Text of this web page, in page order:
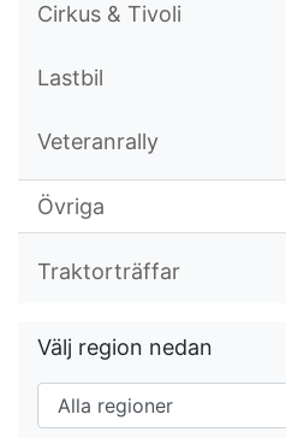
Cirkus & Tivoli
Lastbil
Veteranrally
Övriga
Traktorträffar
Välj region nedan